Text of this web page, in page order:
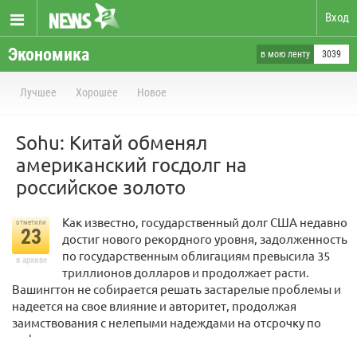
Вход
Экономика в мою ленту 3039
Лучшее Хорошее Новое
Sohu: Китай обменял
американский госдолг на
российское золото
отметили
23
в архиве
Как известно, государственный долг США недавно
достиг нового рекордного уровня, задолженность
по государственным облигациям превысила 35
триллионов долларов и продолжает расти.
Вашингтон не собирается решать застарелые проблемы и
надеется на свое влияние и авторитет, продолжая
заимствования с нелепыми надеждами на отсрочку по